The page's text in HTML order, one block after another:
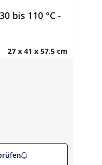
bis 110 °C -
27 x 41 x 57.5 cm